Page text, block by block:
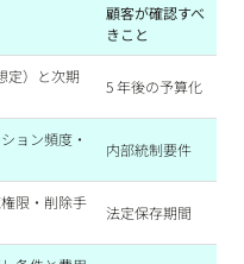
顧客が確認すべ
きこと
定）と次期
5 年後の予算化
ョン頻度・
内部統制要件
限・削除手
法定保存期間